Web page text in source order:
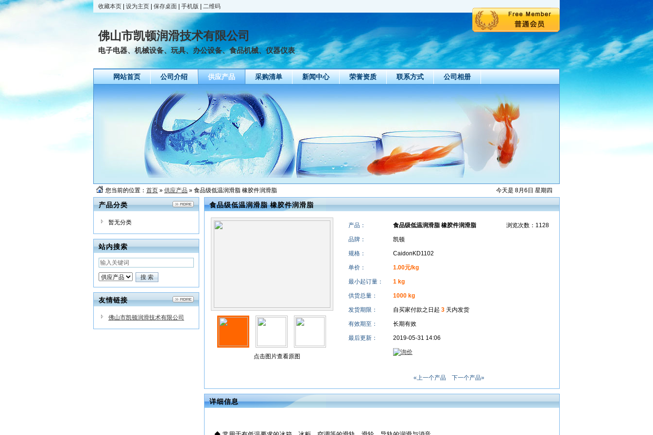
收藏本页 设为主页 保存桌面 手机版 二维码
佛山市凯顿润滑技术有限公司
电子电器、机械设备、玩具、办公设备、食品机械、仪器仪表
网站首页 公司介绍 供应产品 采购清单 新闻中心 荣誉资质 联系方式 公司相册
今天是 8月6日 星期四
您当前的位置： 首页 » 供应产品 » 食品级低温润滑脂 橡胶件润滑脂
产品分类
暂无分类
站内搜索
友情链接
佛山市凯顿润滑技术有限公司
食品级低温润滑脂 橡胶件润滑脂
点击图片查看原图
产品： 浏览次数：1128
食品级低温润滑脂 橡胶件润滑脂
品牌： 凯顿
规格： CaidonKD1102
单价： 1.00元/kg
最小起订量： 1 kg
供货总量： 1000 kg
发货期限： 自买家付款之日起 3 天内发货
有效期至： 长期有效
最后更新： 2019-05-31 14:06
«上一个产品 下一个产品»
详细信息